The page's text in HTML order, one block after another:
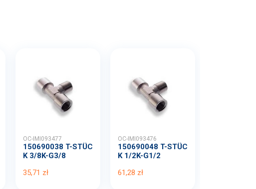
OC-IMI093477
150690038 T-STÜC
K 3/8K-G3/8
35,71 zł
OC-IMI093476
150690048 T-STÜC
K 1/2K-G1/2
61,28 zł